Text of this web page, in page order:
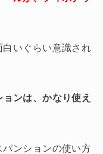
いぐらい意識され
ンは、かなり使え
ンションの使い方